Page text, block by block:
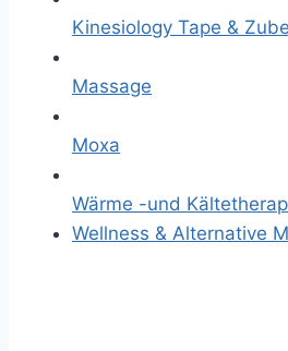
Kinesiology Tape &
Massage
Moxa
Wärme -und
Wellness & Alternative